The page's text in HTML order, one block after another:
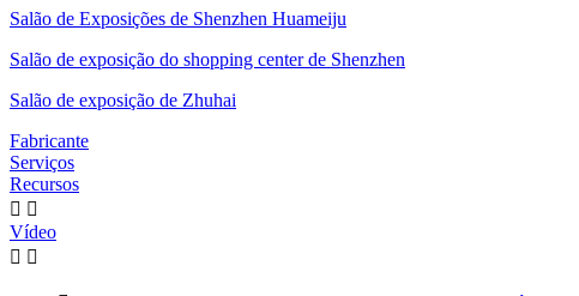
Salão de Exposições de Shenzhen Huameiju
Salão de exposição do shopping center de Shenzhen
Salão de exposição de Zhuhai
Fabricante
Serviços
Recursos
 
Vídeo
 